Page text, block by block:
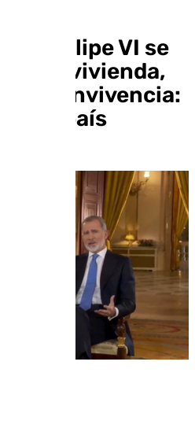
Rey Felipe VI se
la vivienda,
y la convivencia:
gran país